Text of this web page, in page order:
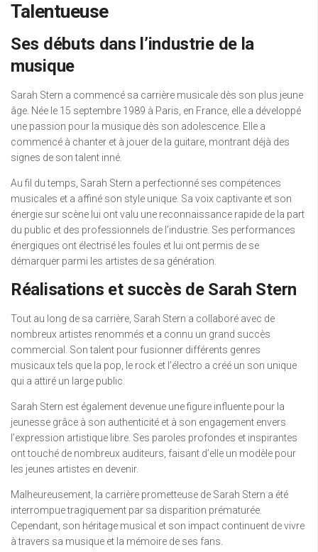
Talentueuse
Ses débuts dans l’industrie de la
musique
Sarah Stern a commencé sa carrière musicale dès son plus jeune
âge. Née le 15 septembre 1989 à Paris, en France, elle a développé
une passion pour la musique dès son adolescence. Elle a
commencé à chanter et à jouer de la guitare, montrant déjà des
signes de son talent inné.
Au fil du temps, Sarah Stern a perfectionné ses compétences
musicales et a affiné son style unique. Sa voix captivante et son
énergie sur scène lui ont valu une reconnaissance rapide de la part
du public et des professionnels de l’industrie. Ses performances
énergiques ont électrisé les foules et lui ont permis de se
démarquer parmi les artistes de sa génération.
Réalisations et succès de Sarah Stern
Tout au long de sa carrière, Sarah Stern a collaboré avec de
nombreux artistes renommés et a connu un grand succès
commercial. Son talent pour fusionner différents genres
musicaux tels que la pop, le rock et l’électro a créé un son unique
qui a attiré un large public.
Sarah Stern est également devenue une figure influente pour la
jeunesse grâce à son authenticité et à son engagement envers
l’expression artistique libre. Ses paroles profondes et inspirantes
ont touché de nombreux auditeurs, faisant d’elle un modèle pour
les jeunes artistes en devenir.
Malheureusement, la carrière prometteuse de Sarah Stern a été
interrompue tragiquement par sa disparition prématurée.
Cependant, son héritage musical et son impact continuent de vivre
à travers sa musique et la mémoire de ses fans.